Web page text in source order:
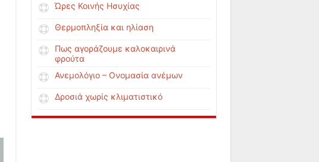
Ώρες Κοινής Ησυχίας
Θερμοπληξία και ηλίαση
Πως αγοράζουμε καλοκαιρινά
φρούτα
Ανεμολόγιο – Ονομασία ανέμων
Δροσιά χωρίς κλιματιστικό